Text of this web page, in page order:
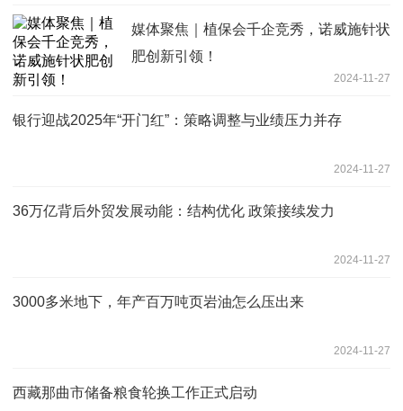
媒体聚焦｜植保会千企竞秀，诺威施针状
肥创新引领！
2024-11-27
银行迎战2025年“开门红”：策略调整与业绩压力并存
2024-11-27
36万亿背后外贸发展动能：结构优化 政策接续发力
2024-11-27
3000多米地下，年产百万吨页岩油怎么压出来
2024-11-27
西藏那曲市储备粮食轮换工作正式启动